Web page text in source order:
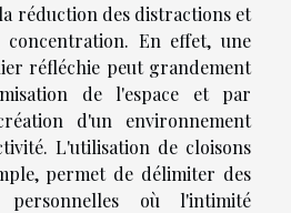
réduction des distractions et
En effet, une
réfléchie peut grandement
de l'espace et par
d'un environnement
L'utilisation de cloisons
permet de délimiter des
où l'intimité